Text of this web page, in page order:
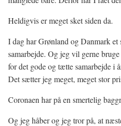
Heldigvis er meget sket siden da.
I dag har Grønland og Danmark
samarbejde. Og jeg vil gerne
for det gode og tætte samarbejde i
Det sætter jeg meget, meget stor
Coronaen har på en smertelig
Og jeg håber og jeg tror på, at